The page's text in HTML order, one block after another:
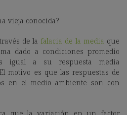
vieja conocida?
de la falacia de la media que
dado a condiciones promedio
igual a su respuesta media
motivo es que las respuestas de
en el medio ambiente son con